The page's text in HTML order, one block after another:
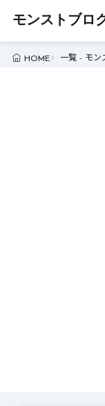
モンストブロ
HOME 一覧 - モン